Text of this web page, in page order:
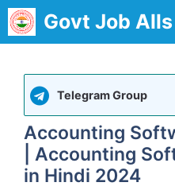
Skip
to
Govt Job Alls
Telegram Group
Accounting
| Accounting
in Hindi 2024